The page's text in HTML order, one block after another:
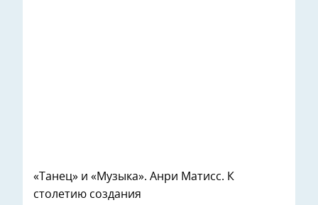
«Танец» и «Музыка». Анри Матисс. К
столетию создания